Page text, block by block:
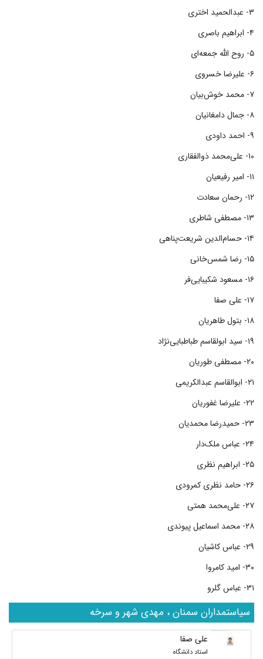
۳- عبدالحمید اختری
۴- ابراهیم باصری
۵- روح الله جمعه‌ای
۶- علیرضا خسروی
۷- محمد خوش‌بیان
۸- جمال دامغانیان
۹- احمد داودی
۱۰- علی‌محمد ذوالفقاری
۱۱- امیر رفیعیان
۱۲- رحمان سعادت
۱۳- مصطفی شاطری
۱۴- حسام‌الدین شریعت‌پناهی
۱۵- رضا شمس‌خانی
۱۶- مسعود شکیبایی‌فر
۱۷- علی صفا
۱۸- بتول طاهریان
۱۹- سید ابولقاسم طباطبایی‌نژاد
۲۰- مصطفی طوریان
۲۱- ابوالقاسم عبدالکریمی
۲۲- علیرضا غفوریان
۲۳- حمیدرضا محمدیان
۲۴- عباس ملک‌دار
۲۵- ابراهیم نظری
۲۶- حامد نظری کمرودی
۲۷- علی‌محمد همتی
۲۸- محمد اسماعیل پیوندی
۲۹- عباس کاشیان
۳۰- امید کامروا
۳۱- عباس گلرو
سیاستمداران سمنان ، مهدی شهر و سرخه
علی صفا
استاد دانشگاه